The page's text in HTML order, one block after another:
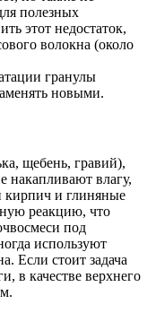
полезных
этот недостаток,
волокна (около
гранулы
новыми.
щебень, гравий),
накапливают влагу,
кирпич и глиняные
реакцию, что
под
используют
Если стоит задача
в качестве верхнего